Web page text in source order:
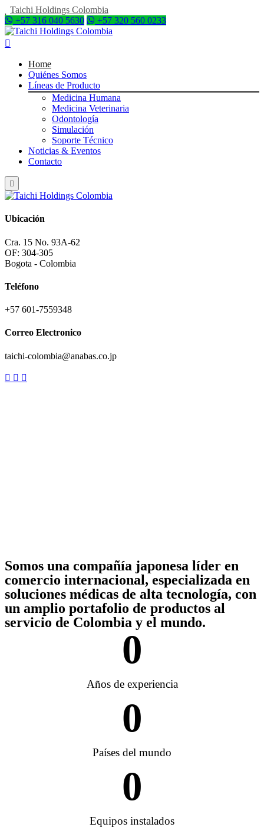
Taichi Holdings Colombia
+57 316 040 5630
+57 320 560 0233
Home
Quiénes Somos
Líneas de Producto
Medicina Humana
Medicina Veterinaria
Odontología
Simulación
Soporte Técnico
Noticias & Eventos
Contacto
Ubicación
Cra. 15 No. 93A-62
OF: 304-305
Bogota - Colombia
Teléfono
+57 601-7559348
Correo Electronico
taichi-colombia@anabas.co.jp
Somos una compañía japonesa líder en
comercio internacional, especializada en
soluciones médicas de alta tecnología, con
un amplio portafolio de productos al
servicio de Colombia y el mundo.
0
Años de experiencia
0
Países del mundo
0
Equipos instalados